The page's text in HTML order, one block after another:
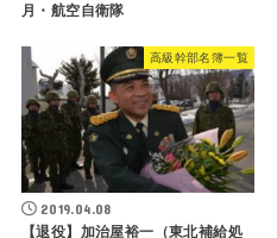
月・航空自衛隊
高級幹部名簿一覧
2019.04.08
【退役】加治屋裕一（東北補給処